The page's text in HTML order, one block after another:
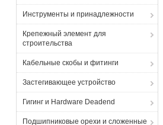
Инструменты и принадлежности
Крепежный элемент для
строительства
Кабельные скобы и фитинги
Застегивающее устройство
Гигинг и Hardware Deadend
Подшипниковые орехи и сложенные